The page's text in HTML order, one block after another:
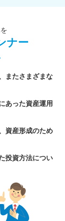
ナー
またさまざまな
あった資産運用
資産形成のため
投資方法につい